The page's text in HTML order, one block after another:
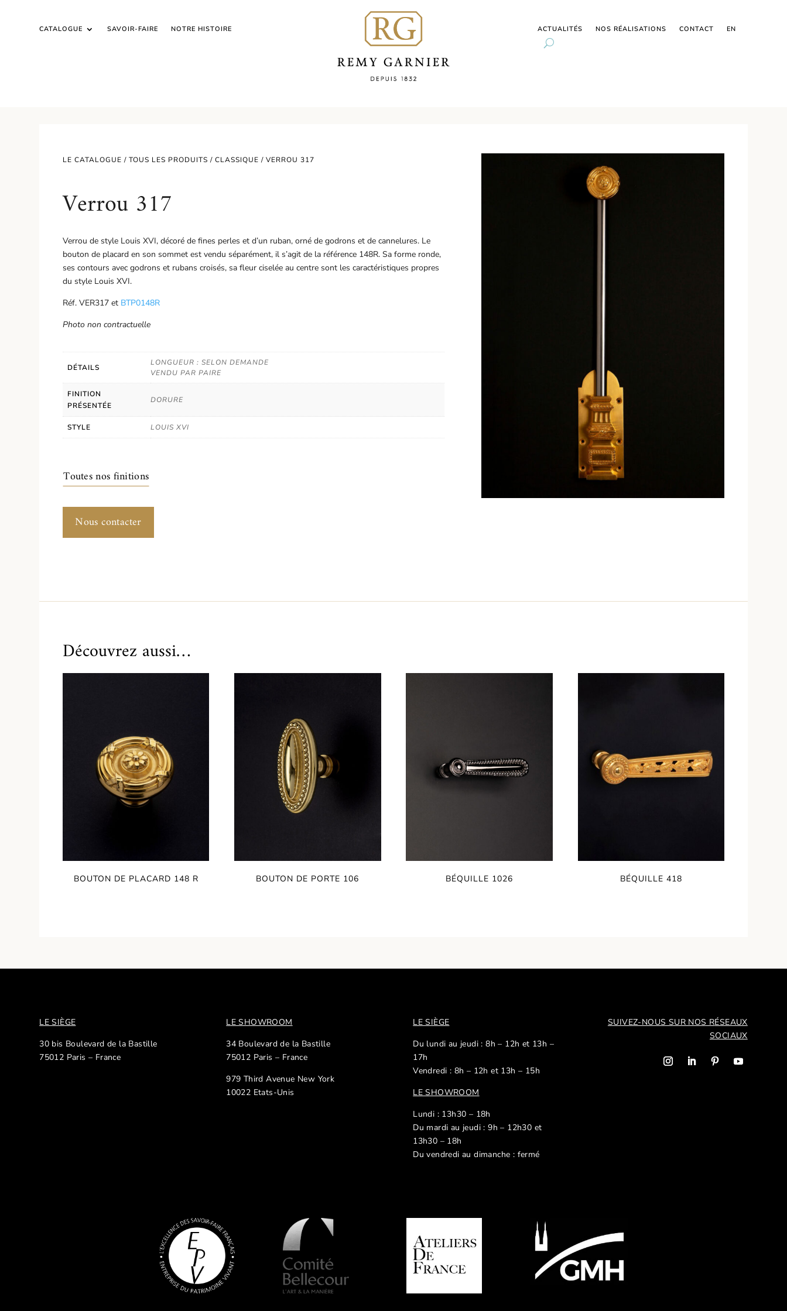
CATALOGUE SAVOIR-FAIRE NOTRE HISTOIRE ACTUALITÉS NOS RÉALISATIONS CONTACT EN
LE CATALOGUE /TOUS LES PRODUITS /CLASSIQUE / VERROU 317
Verrou 317
Verrou de style Louis XVI, décoré de fines perles et d’un ruban, orné de godrons et de cannelures. Le
bouton de placard en son sommet est vendu séparément, il s’agit de la référence 148R. Sa forme ronde,
ses contours avec godrons et rubans croisés, sa fleur ciselée au centre sont les caractéristiques propres
du style Louis XVI.
Réf. VER317 et BTP0148R
Photo non contractuelle
DÉTAILS
LONGUEUR : SELON DEMANDE
VENDU PAR PAIRE
FINITION
PRÉSENTÉE
DORURE
STYLE LOUIS XVI
Toutes nos finitions
Nous contacter
Découvrez aussi…
BOUTON DE PLACARD 148 R BOUTON DE PORTE 106 BÉQUILLE 1026 BÉQUILLE 418
LE SIÈGE
30 bis Boulevard de la Bastille
75012 Paris – France
LE SHOWROOM
34 Boulevard de la Bastille
75012 Paris – France
979 Third Avenue New York
10022 Etats-Unis
LE SIÈGE
Du lundi au jeudi : 8h – 12h et 13h –
17h
Vendredi : 8h – 12h et 13h – 15h
LE SHOWROOM
Lundi : 13h30 – 18h
Du mardi au jeudi : 9h – 12h30 et
13h30 – 18h
Du vendredi au dimanche : fermé
SUIVEZ-NOUS SUR NOS RÉSEAUX
SOCIAUX